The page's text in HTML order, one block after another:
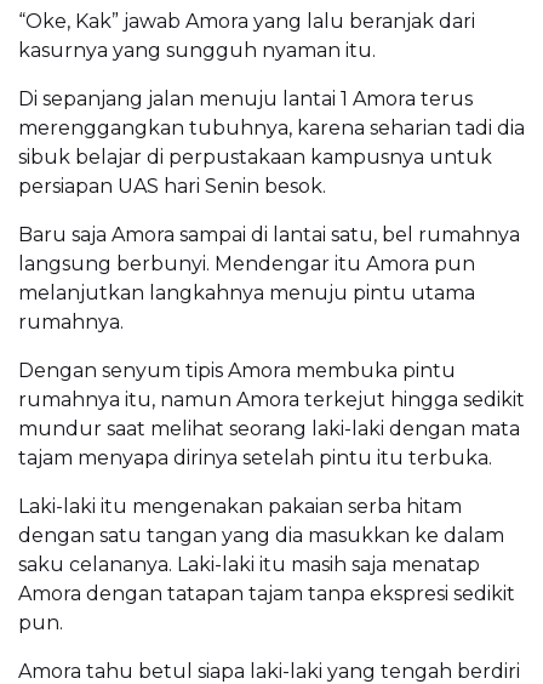
“Oke, Kak” jawab Amora yang lalu beranjak dari
kasurnya yang sungguh nyaman itu.
Di sepanjang jalan menuju lantai 1 Amora terus
merenggangkan tubuhnya, karena seharian tadi dia
sibuk belajar di perpustakaan kampusnya untuk
persiapan UAS hari Senin besok.
Baru saja Amora sampai di lantai satu, bel rumahnya
langsung berbunyi. Mendengar itu Amora pun
melanjutkan langkahnya menuju pintu utama
rumahnya.
Dengan senyum tipis Amora membuka pintu
rumahnya itu, namun Amora terkejut hingga sedikit
mundur saat melihat seorang laki-laki dengan mata
tajam menyapa dirinya setelah pintu itu terbuka.
Laki-laki itu mengenakan pakaian serba hitam
dengan satu tangan yang dia masukkan ke dalam
saku celananya. Laki-laki itu masih saja menatap
Amora dengan tatapan tajam tanpa ekspresi sedikit
pun.
Amora tahu betul siapa laki-laki yang tengah berdiri